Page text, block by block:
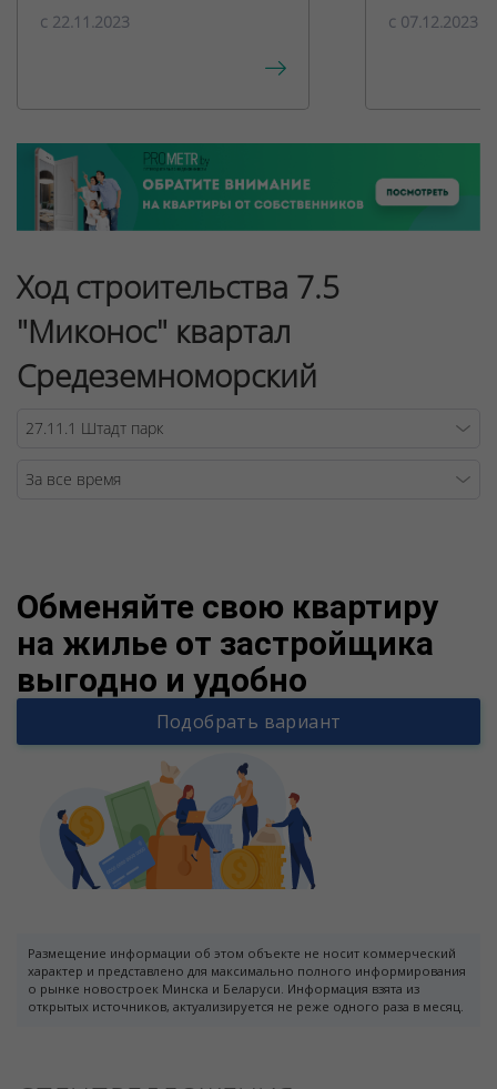
c 22.11.2023 c 07.12.2023
Ход строительства 7.5
"Миконос" квартал
Средеземноморский
Обменяйте свою квартиру
на жилье от застройщика
выгодно и удобно
Подобрать вариант
Размещение информации об этом объекте не носит коммерческий
характер и представлено для максимально полного информирования
о рынке новостроек Минска и Беларуси. Информация взята из
открытых источников, актуализируется не реже одного раза в месяц.